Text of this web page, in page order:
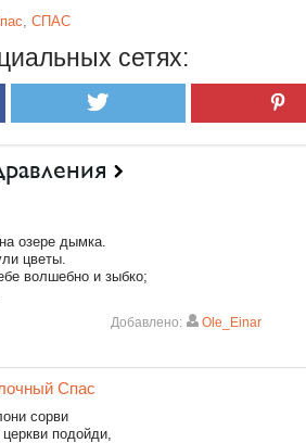
, СПАС
сетях:
озере дымка.
цветы.
волшебно и зыбко;
Добавлено: Ole_Einar
Спас
сорви
подойди,